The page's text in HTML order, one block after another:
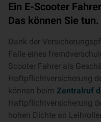
Ein E-Scooter
Das können Sie tun.
Dank der
Falle eines
Scooter Fahrer als
Haftpflichtversicherung
können beim Zentralruf
Haftpflichtversicherung
hohen Dichte an